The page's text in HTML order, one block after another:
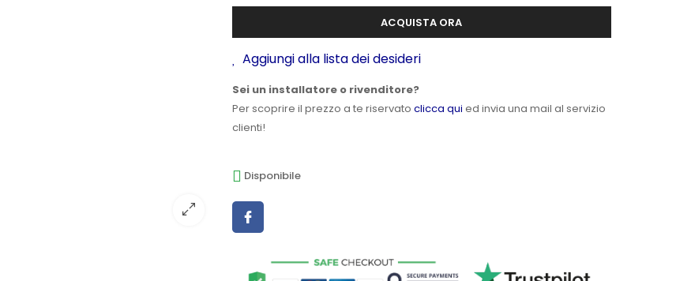
ACQUISTA ORA
Aggiungi alla lista dei desideri
Sei un installatore o rivenditore?
Per scoprire il prezzo a te riservato clicca qui ed invia una mail al servizio
clienti!
Disponibile